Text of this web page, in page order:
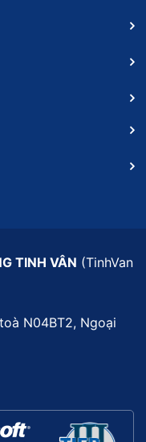
TINH VÂN (TinhVan
N04BT2, Ngoại